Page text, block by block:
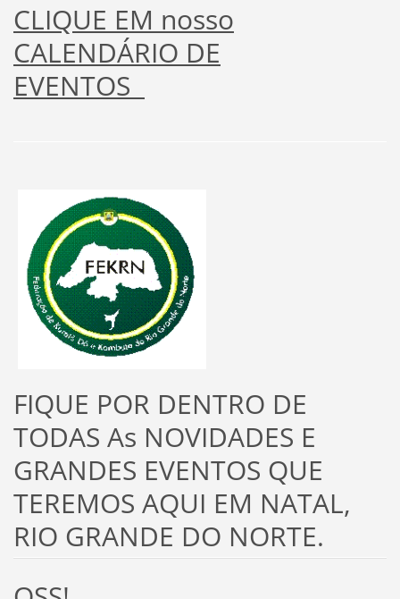
CLIQUE EM nosso
CALENDÁRIO DE
EVENTOS
FIQUE POR DENTRO DE
TODAS As NOVIDADES E
GRANDES EVENTOS QUE
TEREMOS AQUI EM NATAL,
RIO GRANDE DO NORTE.